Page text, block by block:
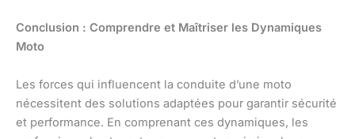
Conclusion : Comprendre et Maîtriser les Dynamiques
Moto
Les forces qui influencent la conduite d’une moto
nécessitent des solutions adaptées pour garantir sécurité
et performance. En comprenant ces dynamiques, les